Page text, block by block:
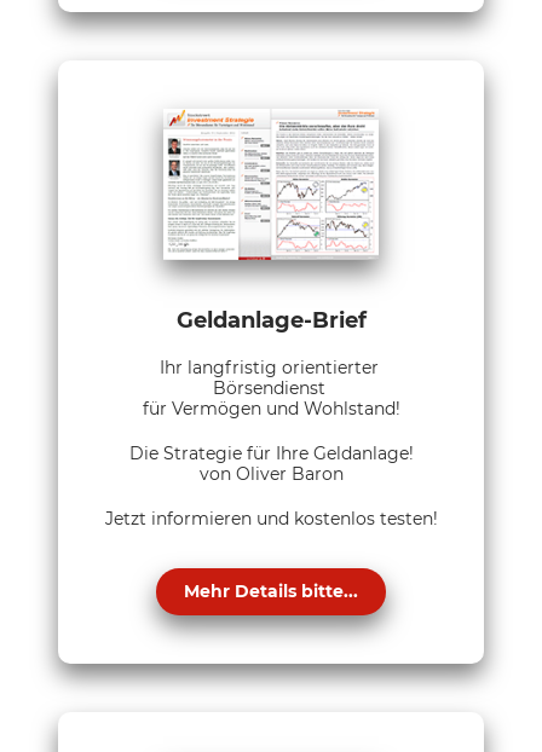
Geldanlage-Brief
Ihr langfristig orientierter
Börsendienst
für Vermögen und Wohlstand!
Die Strategie für Ihre Geldanlage!
von Oliver Baron
Jetzt informieren und kostenlos testen!
Mehr Details bitte...